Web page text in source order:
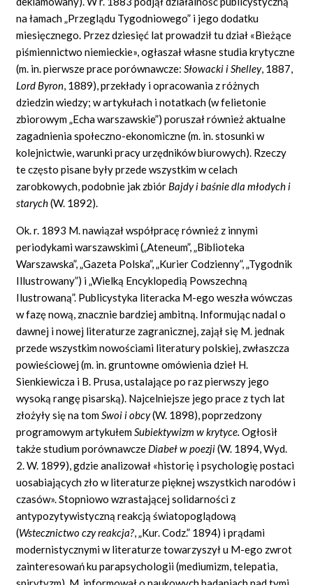
na łamach „Przeglądu Tygodniowego” i jego dodatku
miesięcznego. Przez dziesięć lat prowadził tu dział «Bieżące
piśmiennictwo niemieckie», ogłaszał własne studia krytyczne
(m. in. pierwsze prace porównawcze:Słowacki i Shelley, 1887,
Lord Byron, 1889), przekłady i opracowania z różnych
dziedzin wiedzy; w artykułach i notatkach (w felietonie
zbiorowym „Echa warszawskie”) poruszał również aktualne
zagadnienia społeczno-ekonomiczne (m. in. stosunki w
kolejnictwie, warunki pracy urzędników biurowych). Rzeczy
te często pisane były przede wszystkim w celach
zarobkowych, podobnie jak zbiór Bajdy i baśnie dla młodych i
starych(W. 1892).
Ok. r. 1893 M. nawiązał współpracę również z innymi
periodykami warszawskimi („Ateneum”, „Biblioteka
Warszawska”, „Gazeta Polska”, „Kurier Codzienny”, „Tygodnik
Illustrowany”) i „Wielką Encyklopedią Powszechną
Ilustrowaną”. Publicystyka literacka M-ego weszła wówczas
w fazę nową, znacznie bardziej ambitną. Informując nadal o
dawnej i nowej literaturze zagranicznej, zajął się M. jednak
przede wszystkim nowościami literatury polskiej, zwłaszcza
powieściowej (m. in. gruntowne omówienia dzieł H.
Sienkiewicza i B. Prusa, ustalające po raz pierwszy jego
wysoką rangę pisarską). Najcelniejsze jego prace z tych lat
złożyły się na tomSwoi i obcy(W. 1898), poprzedzony
programowym artykułemSubiektywizm w krytyce.Ogłosił
także studium porównawcze Diabeł w poezji(W. 1894, Wyd.
2. W. 1899), gdzie analizował «historię i psychologię postaci
uosabiających zło w literaturze pięknej wszystkich narodów i
czasów». Stopniowo wzrastającej solidarności z
antypozytywistyczną reakcją światopoglądową
(Wstecznictwo czy reakcja?,„Kur. Codz.” 1894) i prądami
modernistycznymi w literaturze towarzyszył u M-ego zwrot
zainteresowań ku parapsychologii (mediumizm, telepatia,